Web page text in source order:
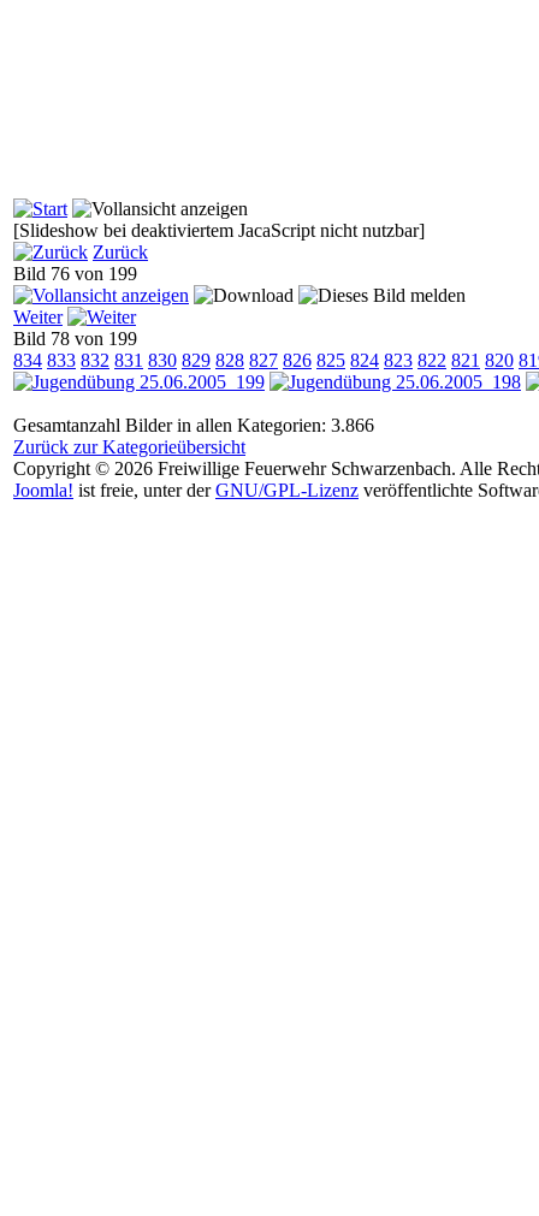
[Slideshow bei deaktiviertem JacaScript nicht nutzbar]
Zurück
Bild 76 von 199
Weiter
Bild 78 von 199
834 833 832 831 830 829 828 827 826 825 824 823 822 821 820
Gesamtanzahl Bilder in allen Kategorien: 3.866
Zurück zur Kategorieübersicht
Copyright © 2026 Freiwillige Feuerwehr Schwarzenbach. Alle
Joomla! ist freie, unter derGNU/GPL-Lizenz veröffentlichte